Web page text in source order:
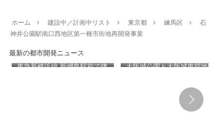
ホーム 建設中／計画中リスト 東京都 練馬区
石
神井公園駅南口西地区第一種市街地再開発事業
最新の都市開発ニュース
東急新横浜線 新綱島駅前で建
大阪城公園と大阪城東部地区
キ」！！2028年春頃の開通を
目指しデザインイメージを公